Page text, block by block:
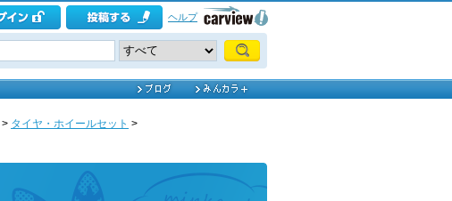
ヘルプ
> タイヤ・ホイールセット >